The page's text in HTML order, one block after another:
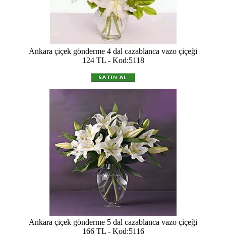
Ankara çiçek gönderme 4 dal cazablanca vazo çiçeği
124 TL - Kod:5118
Ankara çiçek gönderme 5 dal cazablanca vazo çiçeği
166 TL - Kod:5116